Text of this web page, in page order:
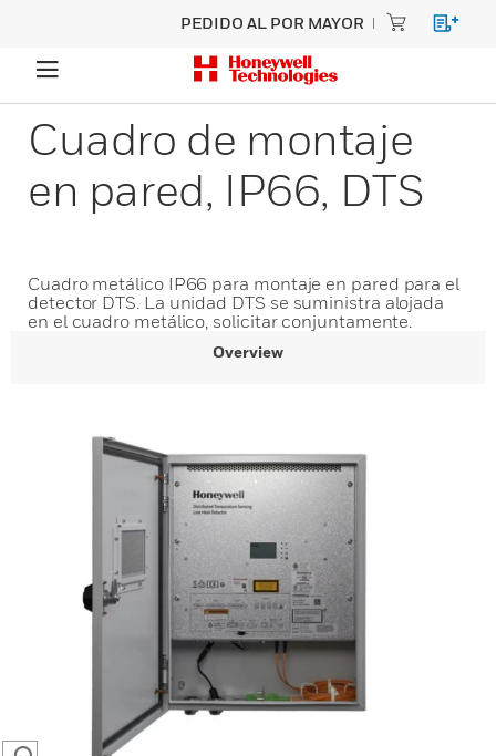
PEDIDO AL POR MAYOR
Cuadro de montaje
en pared, IP66, DTS
Cuadro metálico IP66 para montaje en pared para el
detector DTS. La unidad DTS se suministra alojada
en el cuadro metálico, solicitar conjuntamente.
Overview